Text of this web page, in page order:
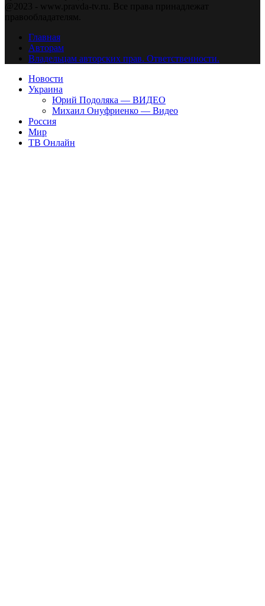
@2023 - www.pravda-tv.ru. Все права принадлежат
правообладателям.
Главная
Авторам
Владельцам авторских прав. Ответственности.
Новости
Украина
Юрий Подоляка — ВИДЕО
Михаил Онуфриенко — Видео
Россия
Мир
ТВ Онлайн